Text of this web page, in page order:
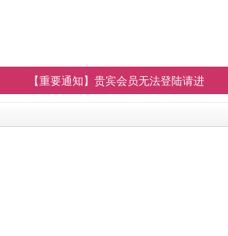
【重要通知】贵宾会员无法登陆请进